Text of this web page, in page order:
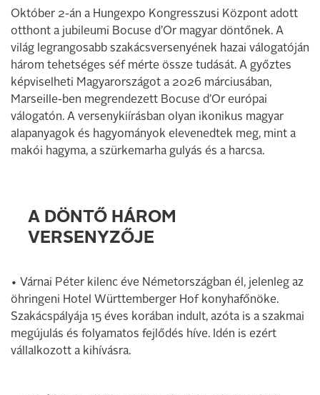
Október 2-án a Hungexpo Kongresszusi Központ adott
otthont a jubileumi Bocuse d’Or magyar döntőnek. A
világ legrangosabb szakácsversenyének hazai válogatóján
három tehetséges séf mérte össze tudását. A győztes
képviselheti Magyarországot a 2026 márciusában,
Marseille-ben megrendezett Bocuse d’Or európai
válogatón. A versenykiírásban olyan ikonikus magyar
alapanyagok és hagyományok elevenedtek meg, mint a
makói hagyma, a szürkemarha gulyás és a harcsa.
A DÖNTŐ HÁROM
VERSENYZŐJE
• Várnai Péter kilenc éve Németországban él, jelenleg az
öhringeni Hotel Württemberger Hof konyhafőnöke.
Szakácspályája 15 éves korában indult, azóta is a szakmai
megújulás és folyamatos fejlődés híve. Idén is ezért
vállalkozott a kihívásra.